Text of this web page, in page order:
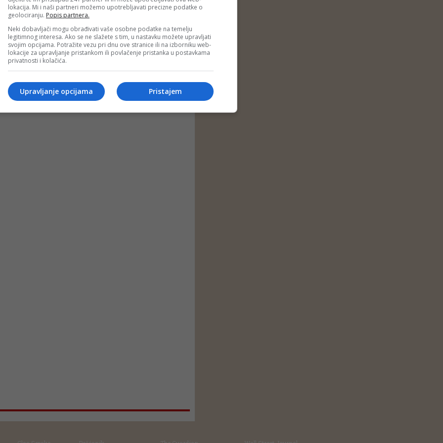
lokacija. Mi i naši partneri možemo upotrebljavati precizne podatke o
geolociranju. Popis partnera.
Neki dobavljači mogu obrađivati vaše osobne podatke na temelju
legitimnog interesa. Ako se ne slažete s tim, u nastavku možete upravljati
svojim opcijama. Potražite vezu pri dnu ove stranice ili na izborniku web-
lokacije za upravljanje pristankom ili povlačenje pristanka u postavkama
privatnosti i kolačića.
Pristajem
Upravljanje opcijama